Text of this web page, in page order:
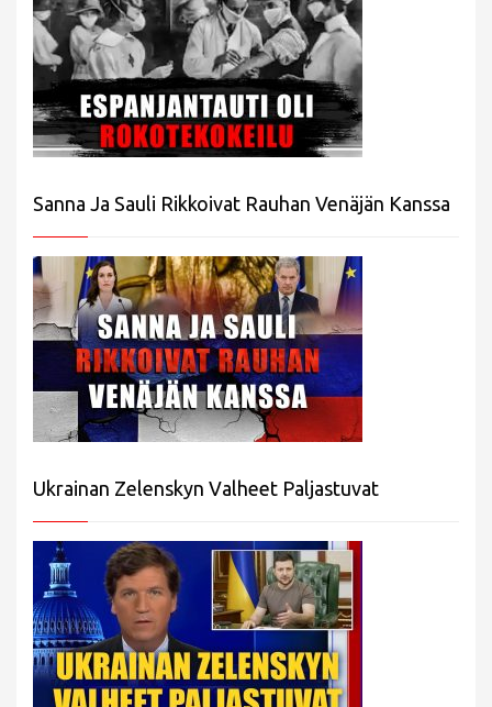
Sanna Ja Sauli Rikkoivat Rauhan Venäjän Kanssa
Ukrainan Zelenskyn Valheet Paljastuvat